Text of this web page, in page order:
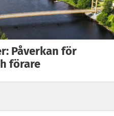
Påverkan för
förare